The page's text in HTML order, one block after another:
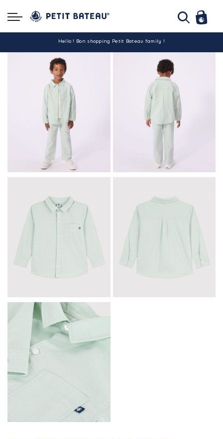
Hello ! Bon shopping Petit Bateau family !
La livraison est assurée partout en Tunisie !
-10% pour tout paiement par carte bancaire (hors promo)